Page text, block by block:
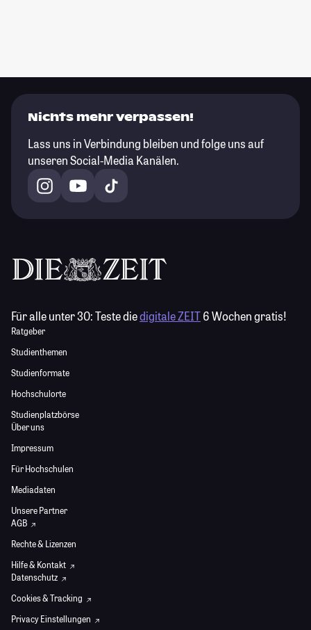
Nichts mehr verpassen!
Lass uns in Verbindung bleiben und folge uns auf
unseren Social-Media Kanälen.
Für alle unter 30:Teste diedigitale ZEIT6 Wochen gratis!
Ratgeber
Studienthemen
Studienformate
Hochschulorte
Studienplatzbörse
Über uns
Impressum
Für Hochschulen
Mediadaten
Unsere Partner
AGB
Rechte & Lizenzen
Hilfe & Kontakt
Datenschutz
Cookies & Tracking
Privacy Einstellungen